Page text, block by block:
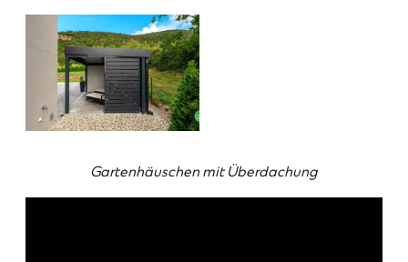
Gartenhäuschen mit Überdachung